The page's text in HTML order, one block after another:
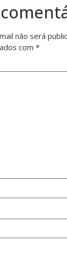
não será
com *